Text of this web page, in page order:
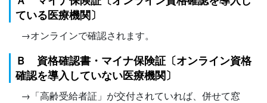
ている医療機関〕
→オンラインで確認されます。
Ｂ 資格確認書・マイナ保険証〔オンライン資格
確認を導入していない医療機関〕
→「高齢受給者証」が交付されていれば、併せて窓